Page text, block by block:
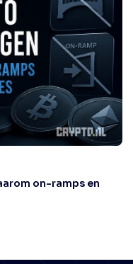
on-ramps en